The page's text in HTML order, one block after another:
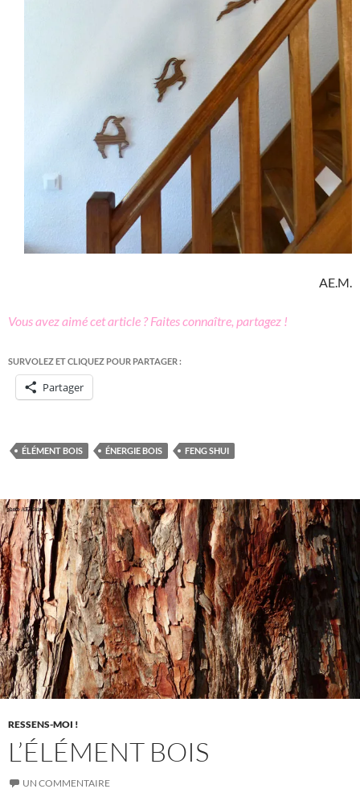
AE.M.
Vous avez aimé cet article ? Faites connaître, partagez !
SURVOLEZ ET CLIQUEZ POUR PARTAGER :
Partager
ÉLÉMENT BOIS ÉNERGIE BOIS FENG SHUI
RESSENS-MOI !
L’ÉLÉMENT BOIS
UN COMMENTAIRE